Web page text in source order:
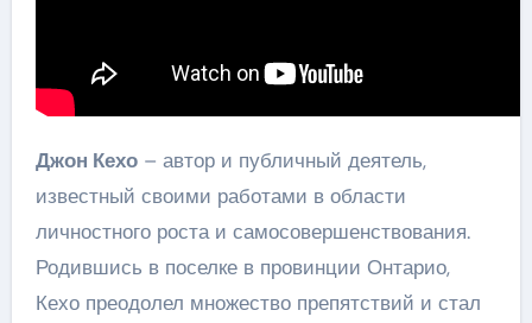
Джон Кехо– автор и публичный деятель,
известный своими работами в области
личностного роста и самосовершенствования.
Родившись в поселке в провинции Онтарио,
Кехо преодолел множество препятствий и стал